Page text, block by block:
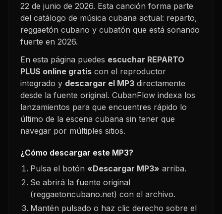
22 de junio de 2026. Esta canción forma parte
del catálogo de música cubana actual: reparto,
reggaetón cubano y cubatón que está sonando
fuerte en 2026.
En esta página puedes escuchar REPARTO
PLUS online gratis con el reproductor
integrado y descargar el MP3 directamente
desde la fuente original. CubanFlow indexa los
lanzamientos para que encuentres rápido lo
último de la escena cubana sin tener que
navegar por múltiples sitios.
¿Cómo descargar este MP3?
Pulsa el botón «Descargar MP3» arriba.
Se abrirá la fuente original
(reggaetoncubano.net) con el archivo.
Mantén pulsado o haz clic derecho sobre el